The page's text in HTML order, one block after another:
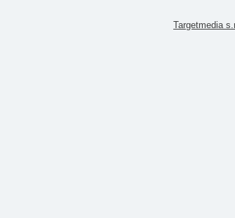
Targetmedia